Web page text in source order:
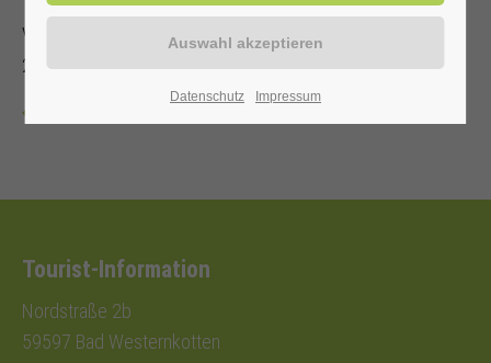
Veranstalter: Kurverwaltung Bad Westernkotten, Telefon: 0
29 43 . 976 58 10
Tourist-Information
Nordstraße 2b
59597 Bad Westernkotten
Datenschutz Impressum